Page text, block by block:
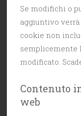
Se modifichi o
aggiuntivo
cookie non
semplicemente
modificato.
Contenuto
web